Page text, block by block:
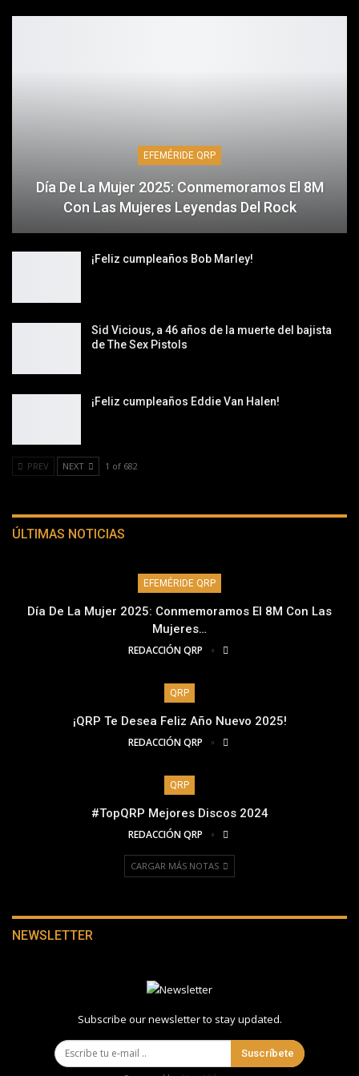
EFEMÉRIDE QRP
Día De La Mujer 2025: Conmemoramos El 8M
Con Las Mujeres Leyendas Del Rock
¡Feliz cumpleaños Bob Marley!
Sid Vicious, a 46 años de la muerte del bajista
de The Sex Pistols
¡Feliz cumpleaños Eddie Van Halen!
PREV NEXT 1 of 682
ÚLTIMAS NOTICIAS
EFEMÉRIDE QRP
Día De La Mujer 2025: Conmemoramos El 8M Con Las
Mujeres…
REDACCIÓN QRP
QRP
¡QRP Te Desea Feliz Año Nuevo 2025!
REDACCIÓN QRP
QRP
#TopQRP Mejores Discos 2024
REDACCIÓN QRP
CARGAR MÁS NOTAS
NEWSLETTER
Subscribe our newsletter to stay updated.
Suscríbete